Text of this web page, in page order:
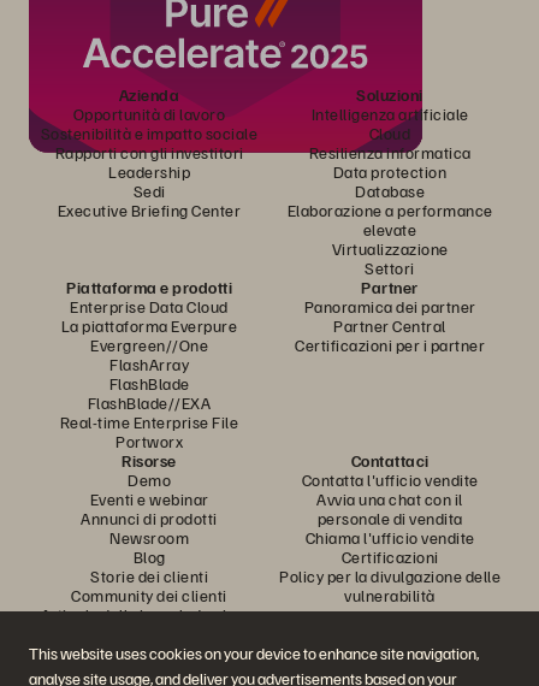
This website uses cookies on your device to enhance site navigation,
analyse site usage, and deliver you advertisements based on your
Azienda
Opportunità di lavoro
Sostenibilità e impatto sociale
Rapporti con gli investitori
Leadership
Sedi
Executive Briefing Center
Soluzioni
Intelligenza artificiale
Cloud
Resilienza informatica
Data protection
Database
Elaborazione a performance
elevate
Virtualizzazione
Settori
Piattaforma e prodotti
Enterprise Data Cloud
La piattaforma Everpure
Evergreen//One
FlashArray
FlashBlade
FlashBlade//EXA
Real-time Enterprise File
Portworx
Partner
Panoramica dei partner
Partner Central
Certificazioni per i partner
Risorse
Demo
Eventi e webinar
Annunci di prodotti
Newsroom
Blog
Storie dei clienti
Community dei clienti
Articolo della knowledge base
Contattaci
Contatta l'ufficio vendite
Avvia una chat con il
personale di vendita
Chiama l'ufficio vendite
Certificazioni
Policy per la divulgazione delle
vulnerabilità